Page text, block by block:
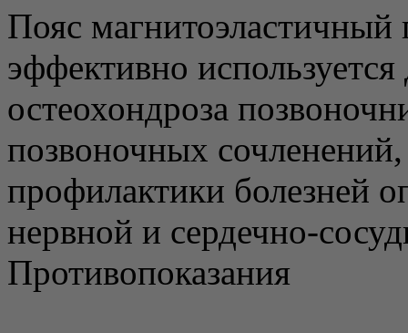
Пояс
эффективно
остеохондроза
позвоночных
профилактики болезней
нервной и сердечно-
Противопоказания